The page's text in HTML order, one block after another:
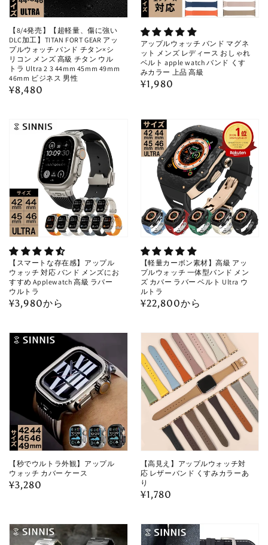
【8/4発売】【超軽量、傷に強い
DLC加工】TITAN FORT GEAR アッ
プルウォッチ バンド チタン×シ
リコン メンズ 高級 チタン ウル
トラ Ultra 2 3 44mm 45mm 49mm
46mm ビジネス 男性
通
格
¥8,480
アップルウォッチ バンド マグネ
ット メンズ レディース おしゃれ
ベルト apple watch バンド くす
みカラー 上品 高級
通
格
¥1,980
【スマートな存在感】アップル
ウォッチ 対応 バンド メンズにお
すすめ Applewatch 高級 ラバー
ウルトラ
通
価
格
¥3,980から
【軽量カーボン素材】高級 アッ
プルウォッチ 一体型バンド メン
ズ カバー ラバー ベルト Ultra ウ
ルトラ
通
価
格
¥22,800から
【秒でウルトラ外観】アップル
ウォッチ カバー ケース
通
格
¥3,280
【高見え】アップルウォッチ対
応 レザーバンド くすみカラーあ
り
通
価
格
¥1,780